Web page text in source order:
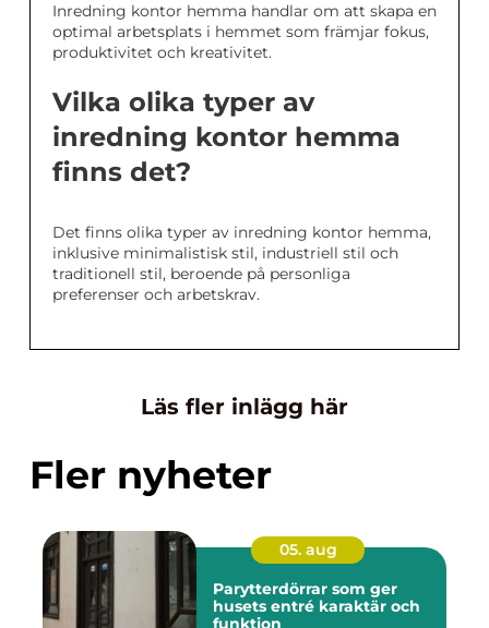
Inredning kontor hemma handlar om att skapa en
optimal arbetsplats i hemmet som främjar fokus,
produktivitet och kreativitet.
Vilka olika typer av
inredning kontor hemma
finns det?
Det finns olika typer av inredning kontor hemma,
inklusive minimalistisk stil, industriell stil och
traditionell stil, beroende på personliga
preferenser och arbetskrav.
Läs fler inlägg här
Fler nyheter
05. aug
Parytterdörrar som ger
husets entré karaktär och
funktion